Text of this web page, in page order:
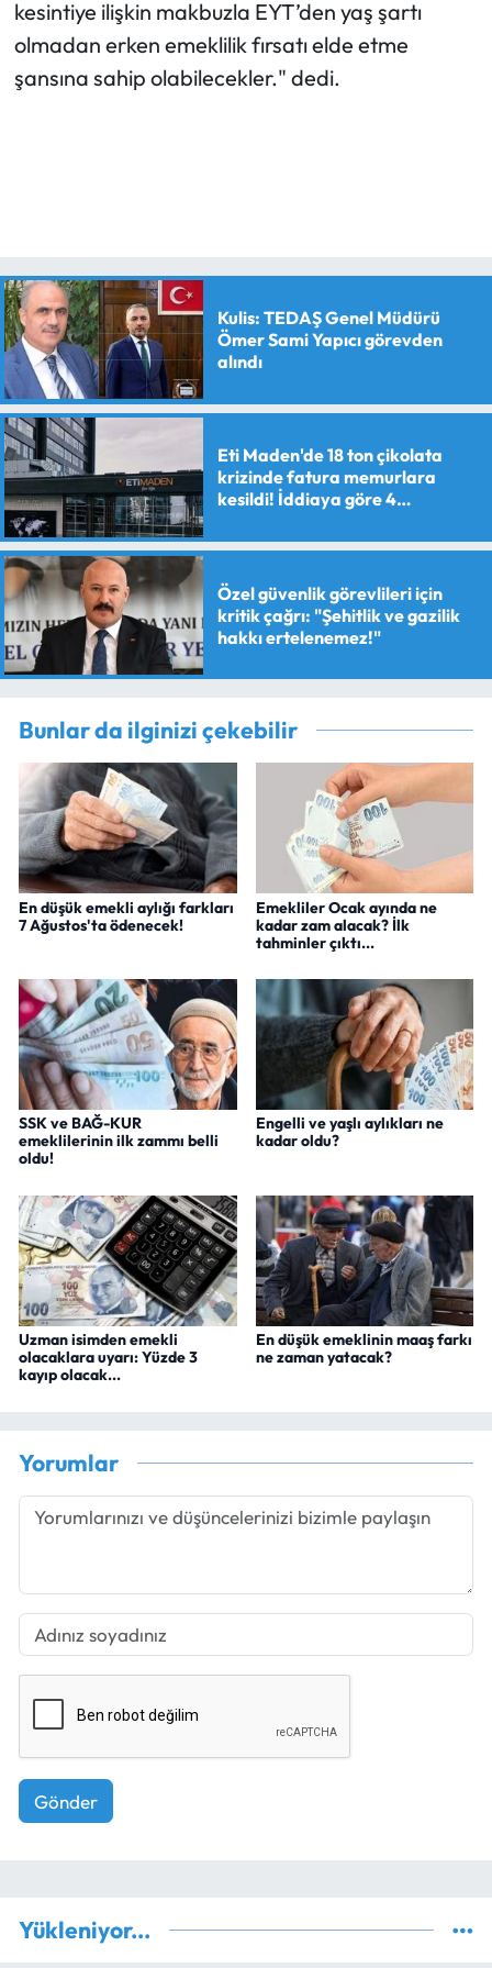
kesintiye ilişkin makbuzla EYT’den yaş şartı
olmadan erken emeklilik fırsatı elde etme
şansına sahip olabilecekler." dedi.
Kulis: TEDAŞ Genel Müdürü
Ömer Sami Yapıcı görevden
alındı
Eti Maden'de 18 ton çikolata
krizinde fatura memurlara
kesildi! İddiaya göre 4
verildi
Özel güvenlik görevlileri için
kritik çağrı: "Şehitlik ve gazilik
hakkı ertelenemez!"
Bunlar da ilginizi çekebilir
En düşük emekli aylığı farkları
7 Ağustos'ta ödenecek!
Emekliler Ocak ayında ne
kadar zam alacak? İlk
tahminler çıktı...
SSK ve BAĞ-KUR
emeklilerinin ilk zammı belli
oldu!
Engelli ve yaşlı aylıkları ne
kadar oldu?
Uzman isimden emekli
olacaklara uyarı: Yüzde 3
kayıp olacak...
En düşük emeklinin maaş farkı
ne zaman yatacak?
Yorumlar
Gönder
Yükleniyor...